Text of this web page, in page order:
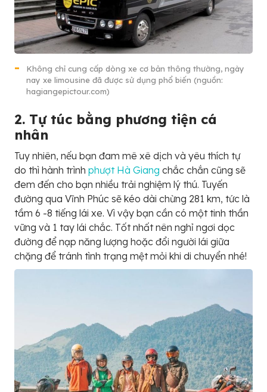
Không chỉ cung cấp dòng xe cơ bản thông thường, ngày
nay xe limousine đã được sử dụng phổ biến (nguồn:
hagiangepictour.com)
2. Tự túc bằng phương tiện cá
nhân
Tuy nhiên, nếu bạn đam mê xê dịch và yêu thích tự
do thì hành trình phượt Hà Giang chắc chắn cũng sẽ
đem đến cho bạn nhiều trải nghiệm lý thú. Tuyến
đường qua Vĩnh Phúc sẽ kéo dài chừng 281 km, tức là
tầm 6 -8 tiếng lái xe. Vì vậy bạn cần có một tinh thần
vững và 1 tay lái chắc. Tốt nhất nên nghỉ ngơi dọc
đường để nạp năng lượng hoặc đổi người lái giữa
chặng để tránh tình trạng mệt mỏi khi di chuyển nhé!